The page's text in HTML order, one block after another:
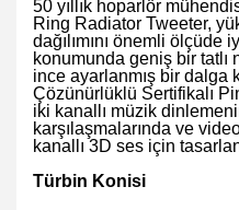
50 yıllık hoparlör
Ring Radiator Tweeter,
dağılımını önemli ölçüde
konumunda geniş bir tatlı
ince ayarlanmış bir dalga
Çözünürlüklü Sertifikalı
iki kanallı müzik
karşılaşmalarında ve
kanallı 3D ses için
Türbin Konisi